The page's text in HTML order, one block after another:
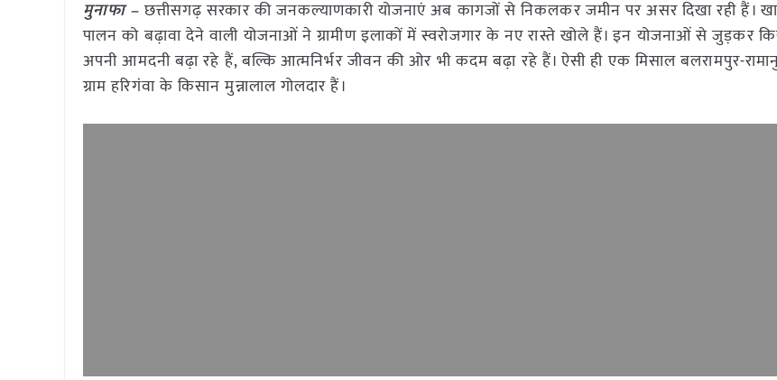
मुनाफा –छत्तीसगढ़ सरकार की जनकल्याणकारी योजनाएं अब कागजों से निकलकर जमीन पर असर दिखा रही हैं।
पालन को बढ़ावा देने वाली योजनाओं ने ग्रामीण इलाकों में स्वरोजगार के नए रास्ते खोले हैं। इन योजनाओं से जुड़कर
अपनी आमदनी बढ़ा रहे हैं, बल्कि आत्मनिर्भर जीवन की ओर भी कदम बढ़ा रहे हैं। ऐसी ही एक मिसाल बलरामपुर-
ग्राम हरिगंवा के किसान मुन्नालाल गोलदार हैं।